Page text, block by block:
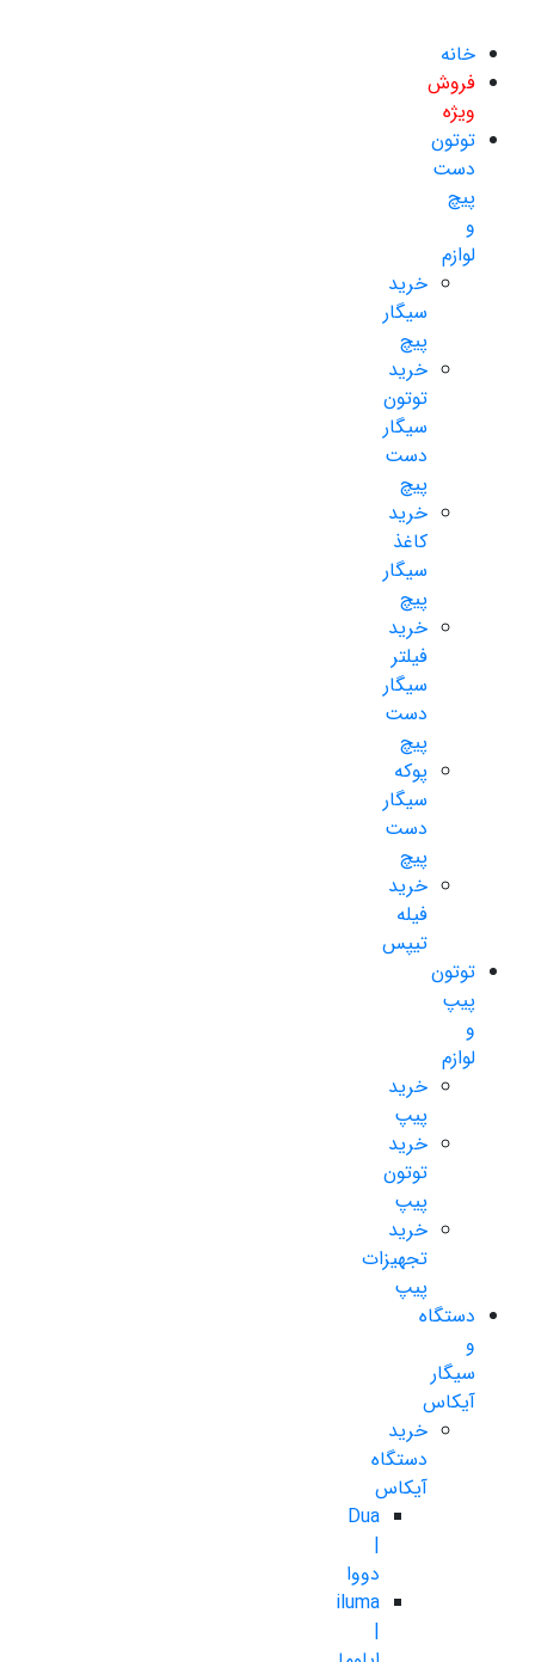
خانه
فروش
ویژه
توتون
دست
پیچ
و
لوازم
خرید
سیگار
پیچ
خرید
توتون
سیگار
دست
پیچ
خرید
کاغذ
سیگار
پیچ
خرید
فیلتر
سیگار
دست
پیچ
پوکه
سیگار
دست
پیچ
خرید
فیله
تیپس
توتون
پیپ
و
لوازم
خرید
پیپ
خرید
توتون
پیپ
خرید
تجهیزات
پیپ
دستگاه
و
سیگار
آیکاس
خرید
دستگاه
آیکاس
Dua
|
دووا
iluma
|